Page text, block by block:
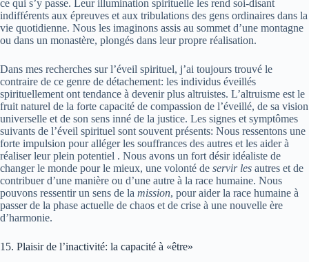
ce qui s’y passe. Leur illumination spirituelle les rend soi-disant
indifférents aux épreuves et aux tribulations des gens ordinaires dans la
vie quotidienne. Nous les imaginons assis au sommet d’une montagne
ou dans un monastère, plongés dans leur propre réalisation.
Dans mes recherches sur l’éveil spirituel, j’ai toujours trouvé le
contraire de ce genre de détachement: les individus éveillés
spirituellement ont tendance à devenir plus altruistes. L’altruisme est le
fruit naturel de la forte capacité de compassion de l’éveillé, de sa vision
universelle et de son sens inné de la justice. Les signes et symptômes
suivants de l’éveil spirituel sont souvent présents: Nous ressentons une
forte impulsion pour alléger les souffrances des autres et les aider à
réaliser leur plein potentiel . Nous avons un fort désir idéaliste de
changer le monde pour le mieux, une volonté de servir les autres et de
contribuer d’une manière ou d’une autre à la race humaine. Nous
pouvons ressentir un sens de la mission, pour aider la race humaine à
passer de la phase actuelle de chaos et de crise à une nouvelle ère
d’harmonie.
15. Plaisir de l’inactivité: la capacité à «être»